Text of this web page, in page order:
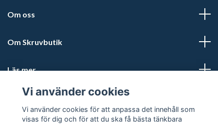
Om oss
Om Skruvbutik
Läs mer
Sociala medier
Vi använder cookies
Vi använder cookies för att anpassa det innehåll som
visas för dig och för att du ska få bästa tänkbara